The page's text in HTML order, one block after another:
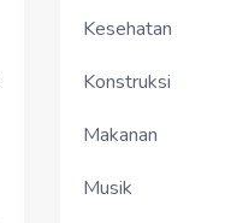
Kesehatan
Konstruksi
Makanan
Musik